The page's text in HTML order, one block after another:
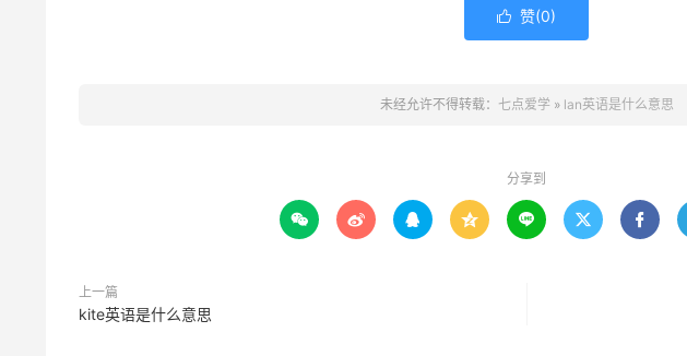
 赞(0)
未经允许不得转载： 七点爱学 » lan英语是什么意思
分享到
      
上一篇
kite英语是什么意思